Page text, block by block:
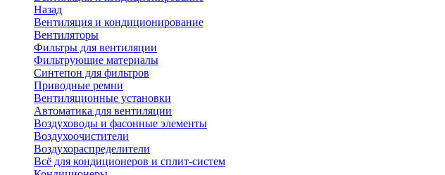
Назад
Вентиляция и кондиционирование
Вентиляторы
Фильтры для вентиляции
Фильтрующие материалы
Синтепон для фильтров
Приводные ремни
Вентиляционные установки
Автоматика для вентиляции
Воздуховоды и фасонные элементы
Воздухоочистители
Воздухораспределители
Всё для кондиционеров и сплит-систем